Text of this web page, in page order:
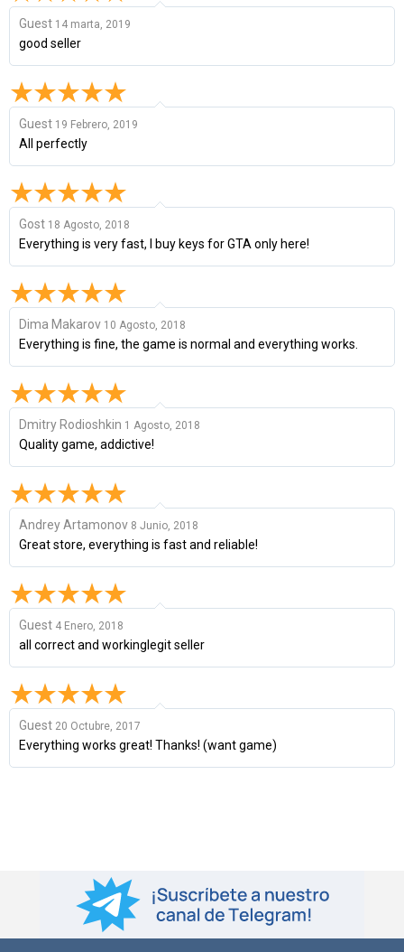
Guest 14 marta, 2019
good seller
Guest 19 Febrero, 2019
All perfectly
Gost 18 Agosto, 2018
Everything is very fast, I buy keys for GTA only here!
Dima Makarov 10 Agosto, 2018
Everything is fine, the game is normal and everything works.
Dmitry Rodioshkin 1 Agosto, 2018
Quality game, addictive!
Andrey Artamonov 8 Junio, 2018
Great store, everything is fast and reliable!
Guest 4 Enero, 2018
all correct and workinglegit seller
Guest 20 Octubre, 2017
Everything works great! Thanks! (want game)